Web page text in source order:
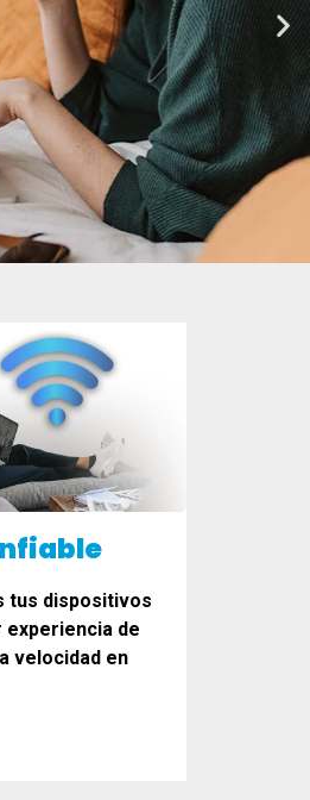
tus dispositivos
experiencia de
velocidad en